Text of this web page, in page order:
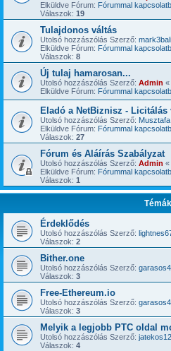
Elküldve Fórum: Fórummal
Válaszok: 19
Tulajdonos váltás
Utolsó hozzászólás Szerző:
Elküldve Fórum: Fórummal
Válaszok: 8
Új tulaj hamarosan...
Utolsó hozzászólás Szerző: Admin «
Elküldve Fórum: Fórummal
Eladó a NetBiznisz - Licitálás
Utolsó hozzászólás Szerző: Musztafa
Elküldve Fórum: Fórummal
Válaszok: 27
Fórum és Aláírás Szabályzat
Utolsó hozzászólás Szerző: Admin «
Elküldve Fórum: Fórummal
Válaszok: 1
Témák
Érdeklődés
Utolsó hozzászólás Szerző:
Válaszok: 2
Bither.one
Utolsó hozzászólás Szerző:
Válaszok: 3
Free-Ethereum.io
Utolsó hozzászólás Szerző:
Válaszok: 3
Melyik a legjobb PTC oldal
Utolsó hozzászólás Szerző: jatekos12
Válaszok: 4